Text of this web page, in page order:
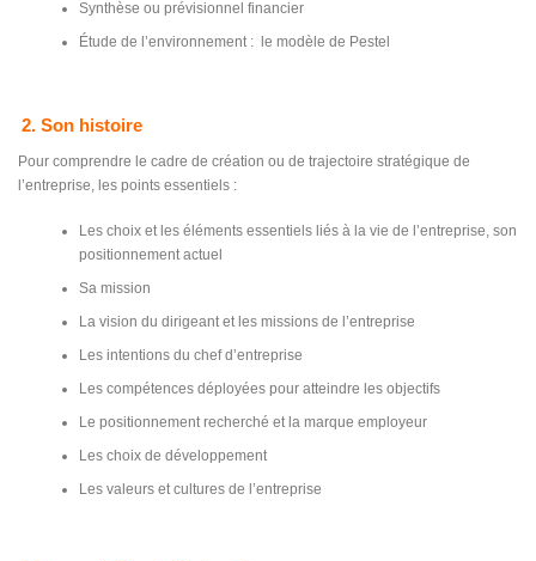
Synthèse ou prévisionnel financier
Étude de l’environnement : le modèle de Pestel
2. Son histoire
Pour comprendre le cadre de création ou de trajectoire stratégique de
l’entreprise, les points essentiels :
Les choix et les éléments essentiels liés à la vie de l’entreprise, son
positionnement actuel
Sa mission
La vision du dirigeant et les missions de l’entreprise
Les intentions du chef d’entreprise
Les compétences déployées pour atteindre les objectifs
Le positionnement recherché et la marque employeur
Les choix de développement
Les valeurs et cultures de l’entreprise